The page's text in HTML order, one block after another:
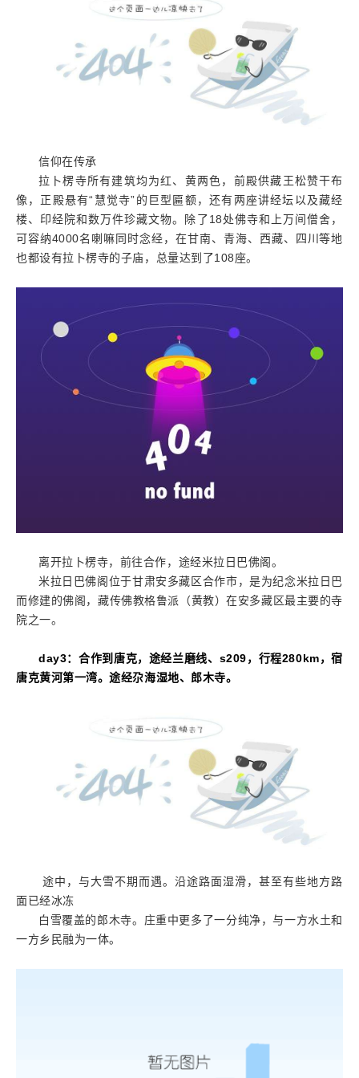
信仰在传承
拉卜楞寺所有建筑均为红、黄两色，前殿供藏王松赞干布
像，正殿悬有“慧觉寺”的巨型匾额，还有两座讲经坛以及藏经
楼、印经院和数万件珍藏文物。除了18处佛寺和上万间僧舍，
可容纳4000名喇嘛同时念经，在甘南、青海、西藏、四川等地
也都设有拉卜楞寺的子庙，总量达到了108座。
离开拉卜楞寺，前往合作，途经米拉日巴佛阁。
米拉日巴佛阁位于甘肃安多藏区合作市，是为纪念米拉日巴
而修建的佛阁，藏传佛教格鲁派（黄教）在安多藏区最主要的寺
院之一。
day3：合作到唐克，途经兰磨线、s209，行程280km，宿
唐克黄河第一湾。途经尕海湿地、 郎木寺。
途中，与大雪不期而遇。沿途路面湿滑，甚至有些地方路
面已经冰冻
白雪覆盖的郎木寺。庄重中更多了一分纯净，与一方水土和
一方乡民融为一体。